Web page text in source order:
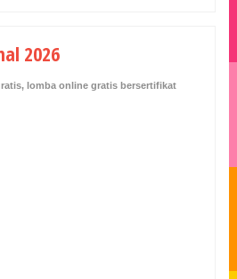
2026
, lomba online gratis bersertifikat